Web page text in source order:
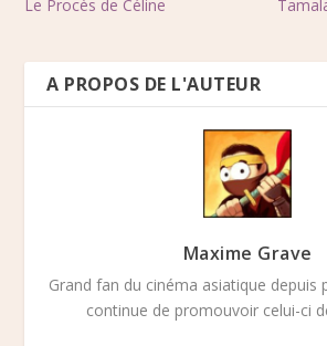
Le Procès de Céline
A PROPOS DE L'AUTEUR
Maxime Grave
Grand fan du cinéma asiatique depuis
continue de promouvoir celui-ci